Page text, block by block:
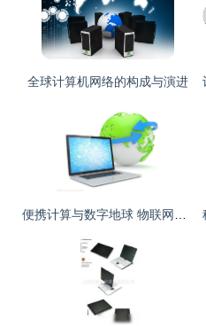
全球计算机网络的构成与演进